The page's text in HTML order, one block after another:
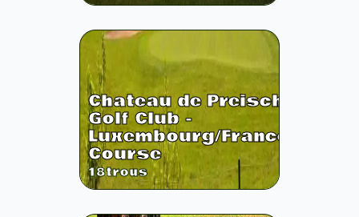
Chateau de Preisch
Golf Club -
Luxembourg/France
Course
18trous